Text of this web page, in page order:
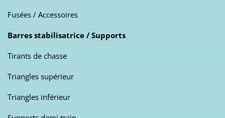
Fusées / Accessoires
Barres stabilisatrice / Supports
Tirants de chasse
Triangles supérieur
Triangles inférieur